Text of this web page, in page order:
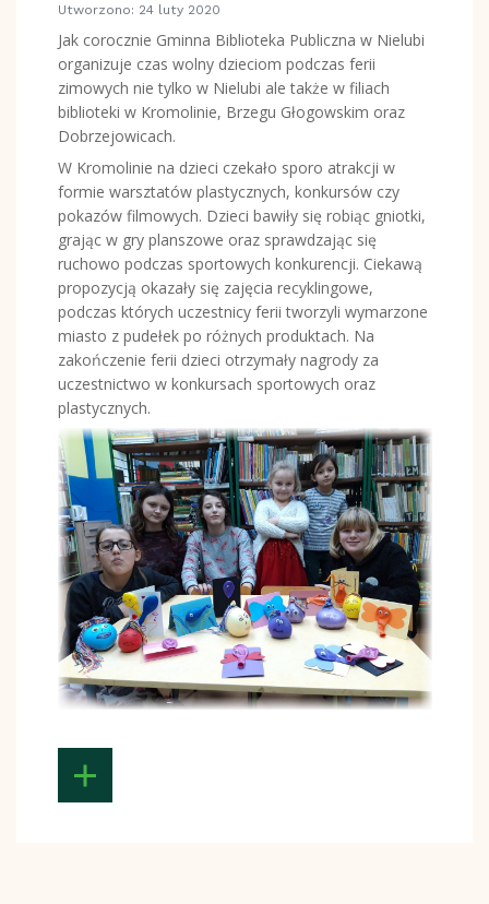
Utworzono: 24 luty 2020
Jak corocznie Gminna Biblioteka Publiczna w Nielubi
organizuje czas wolny dzieciom podczas ferii
zimowych nie tylko w Nielubi ale także w filiach
biblioteki w Kromolinie, Brzegu Głogowskim oraz
Dobrzejowicach.
W Kromolinie na dzieci czekało sporo atrakcji w
formie warsztatów plastycznych, konkursów czy
pokazów filmowych. Dzieci bawiły się robiąc gniotki,
grając w gry planszowe oraz sprawdzając się
ruchowo podczas sportowych konkurencji. Ciekawą
propozycją okazały się zajęcia recyklingowe,
podczas których uczestnicy ferii tworzyli wymarzone
miasto z pudełek po różnych produktach. Na
zakończenie ferii dzieci otrzymały nagrody za
uczestnictwo w konkursach sportowych oraz
plastycznych.